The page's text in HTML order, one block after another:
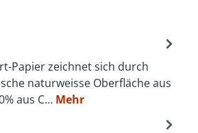
Papier zeichnet sich durch
naturweisse Oberfläche aus
aus C… Mehr